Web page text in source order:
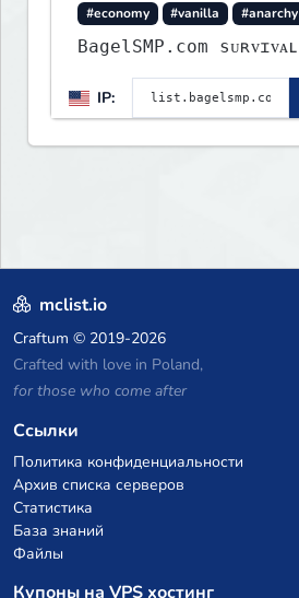
#economy
#vanilla #anarchy
BagelSMP.com ѕᴜʀᴠɪᴠᴀʟ
IP:
mclist.io
Craftum © 2019-2026
Crafted with love in Poland,
for those who come after
Ссылки
Политика конфиденциальности
Архив списка серверов
Статистика
База знаний
Файлы
Купоны на VPS хостинг